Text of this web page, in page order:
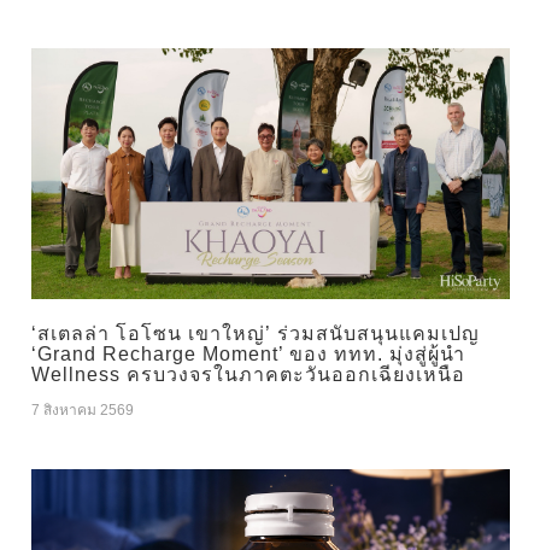
‘สเตลล่า โอโซน เขาใหญ่’ ร่วมสนับสนุนแคมเปญ
‘Grand Recharge Moment’ ของ ททท. มุ่งสู่ผู้นำ
Wellness ครบวงจรในภาคตะวันออกเฉียงเหนือ
7 สิงหาคม 2569